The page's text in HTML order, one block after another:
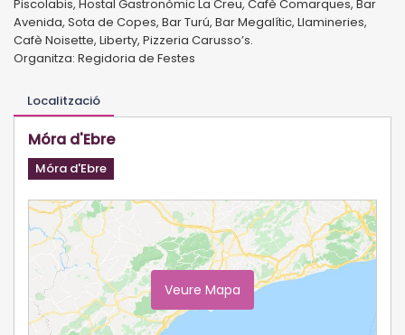
Piscolabis, Hostal Gastronòmic La Creu, Cafè Comarques, Bar
Avenida, Sota de Copes, Bar Turú, Bar Megalític, Llamineries,
Cafè Noisette, Liberty, Pizzeria Carusso’s.
Organitza: Regidoria de Festes
Localització
Móra d'Ebre
Móra d'Ebre
Veure Mapa